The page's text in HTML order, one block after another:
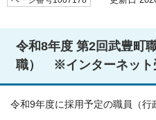
令和8年度 第2回武豊町
職） ※インターネット
令和9年度に採用予定の職員（行